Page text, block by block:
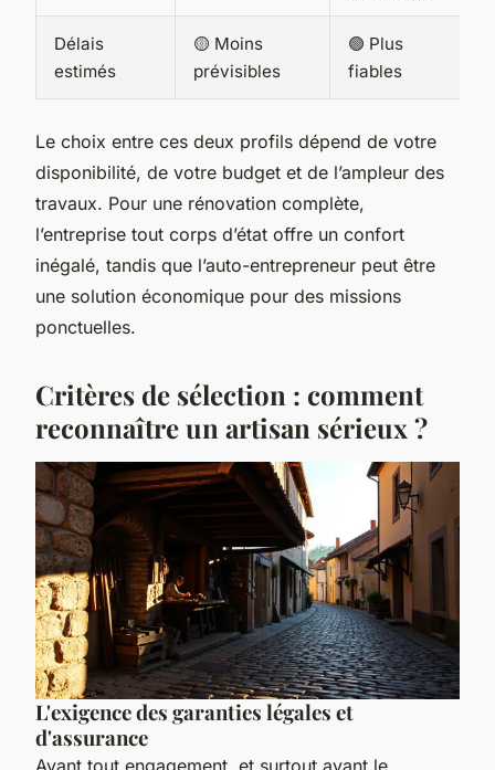
Délais
estimés
🟡 Moins
prévisibles
🟢 Plus
fiables
Le choix entre ces deux profils dépend de votre
disponibilité, de votre budget et de l’ampleur des
travaux. Pour une rénovation complète,
l’entreprise tout corps d’état offre un confort
inégalé, tandis que l’auto-entrepreneur peut être
une solution économique pour des missions
ponctuelles.
Critères de sélection : comment
reconnaître un artisan sérieux ?
L'exigence des garanties légales et
d'assurance